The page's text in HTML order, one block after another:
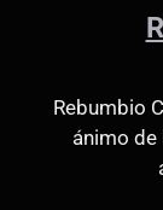
Rebumbio
ánimo